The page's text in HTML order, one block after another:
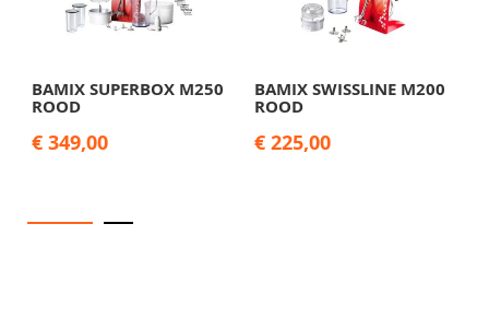
BAMIX SUPERBOX M250
ROOD
€ 349,00
BAMIX SWISSLINE M200
ROOD
€ 225,00